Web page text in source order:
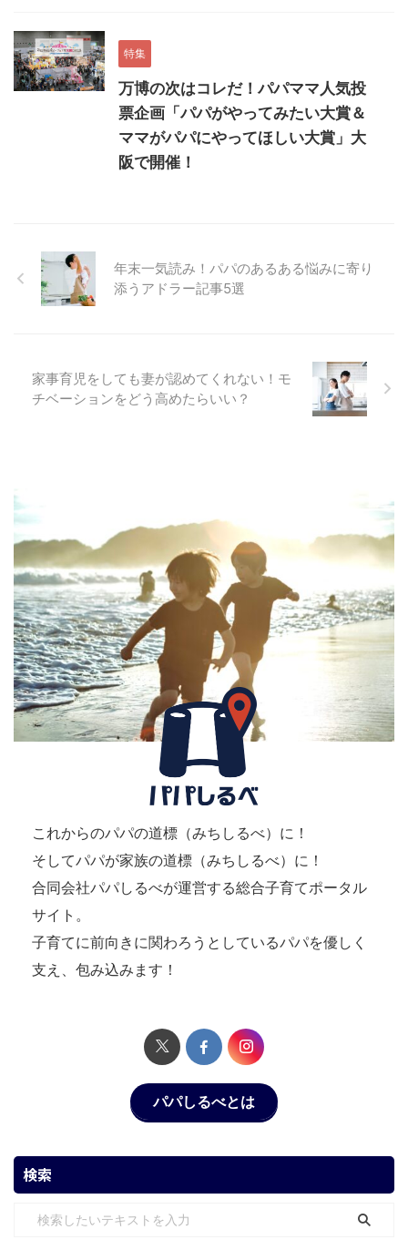
特集
万博の次はコレだ！パパママ人気投
票企画「パパがやってみたい大賞＆
ママがパパにやってほしい大賞」大
阪で開催！
年末一気読み！パパのあるある悩みに寄り
添うアドラー記事5選
家事育児をしても妻が認めてくれない！モ
チベーションをどう高めたらいい？
これからのパパの道標（みちしるべ）に！
そしてパパが家族の道標（みちしるべ）に！
合同会社パパしるべが運営する総合子育てポータル
サイト。
子育てに前向きに関わろうとしているパパを優しく
支え、包み込みます！
パパしるべとは
検索